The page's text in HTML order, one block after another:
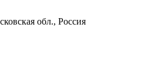
обл., Россия